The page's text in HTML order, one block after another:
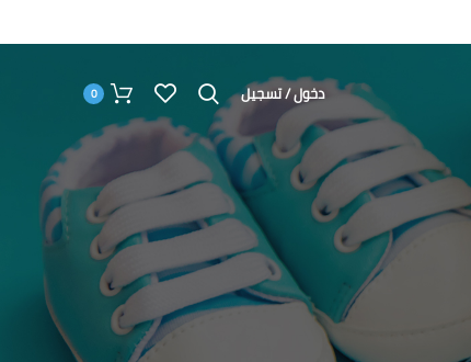
دخول / تسجيل 0